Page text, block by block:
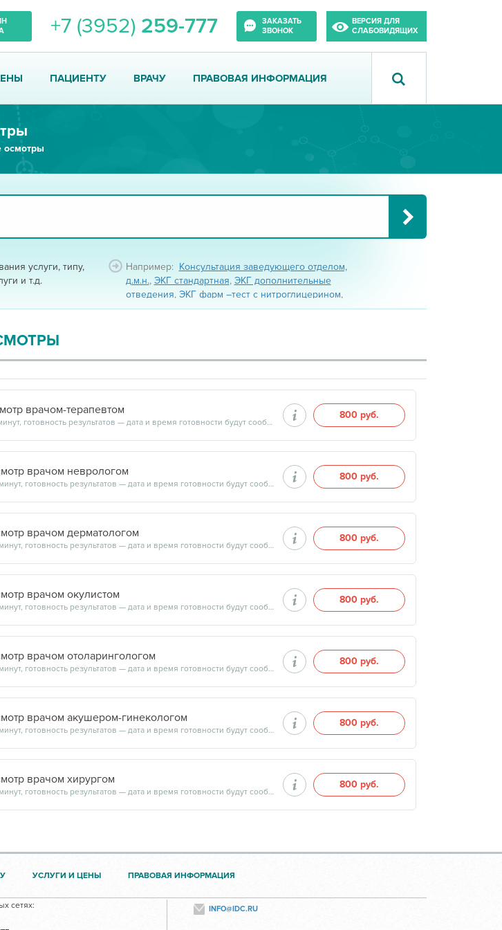
+7 (3952) 259-777
ЗАКАЗАТЬ
ЗВОНОК
ВЕРСИЯ ДЛЯ
СЛАБОВИДЯЩИХ
ПАЦИЕНТУ ВРАЧУ ПРАВОВАЯ ИНФОРМАЦИЯ
осмотры
услуги, типу,
и т.д.
Например: Консультация заведующего отделом,
д.м.н., ЭКГ стандартная, ЭКГ дополнительные
отведения, ЭКГ фарм –тест с нитроглицерином,
ЭКГ фарм-тест с обзиданом,ЭКГ фарм-тест с
врачом-терапевтом
Продолжительность минут, готовность результатов — дата и время готовности будут сообщены врачом в день приёма
800 руб.
врачом неврологом
Продолжительность минут, готовность результатов — дата и время готовности будут сообщены врачом в день приёма
800 руб.
врачом дерматологом
Продолжительность минут, готовность результатов — дата и время готовности будут сообщены врачом в день приёма
800 руб.
врачом окулистом
Продолжительность минут, готовность результатов — дата и время готовности будут сообщены врачом в день приёма
800 руб.
врачом отоларингологом
Продолжительность минут, готовность результатов — дата и время готовности будут сообщены врачом в день приёма
800 руб.
врачом акушером-гинекологом
Продолжительность минут, готовность результатов — дата и время готовности будут сообщены врачом в день приёма
800 руб.
врачом хирургом
Продолжительность минут, готовность результатов — дата и время готовности будут сообщены врачом в день приёма
800 руб.
УСЛУГИ И ЦЕНЫ ПРАВОВАЯ ИНФОРМАЦИЯ
сетях: INFO@IDC.RU